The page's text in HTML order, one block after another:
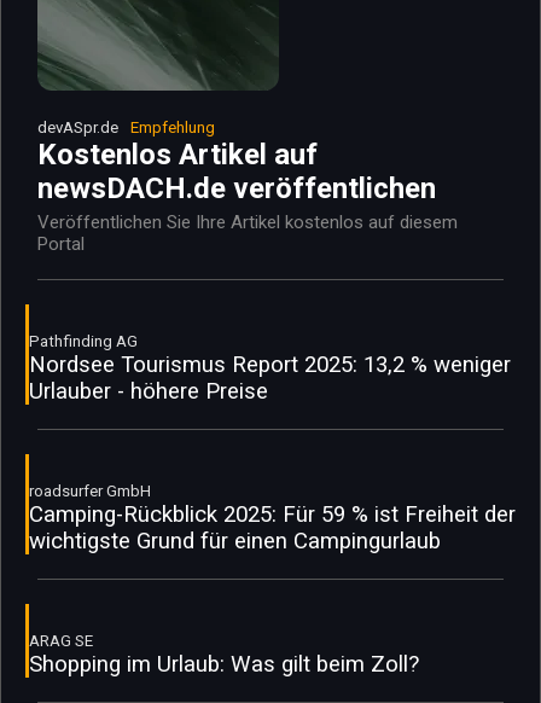
devASpr.de Empfehlung
Kostenlos Artikel auf
newsDACH.de veröffentlichen
Veröffentlichen Sie Ihre Artikel kostenlos auf diesem
Portal
Pathfinding AG
Nordsee Tourismus Report 2025: 13,2 % weniger
Urlauber - höhere Preise
roadsurfer GmbH
Camping-Rückblick 2025: Für 59 % ist Freiheit der
wichtigste Grund für einen Campingurlaub
ARAG SE
Shopping im Urlaub: Was gilt beim Zoll?